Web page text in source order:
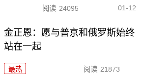
阅读 24095 01-12
金正恩：愿与普京和俄罗斯始终
站在一起
最热 阅读 21873